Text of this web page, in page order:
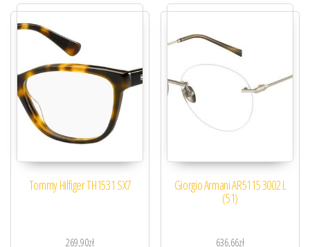
Tommy Hilfiger TH1531 SX7
269,90zł
Giorgio Armani AR5115 3002 L
(51)
636,66zł